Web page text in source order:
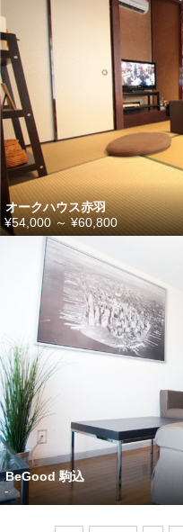
オークハウス赤羽
¥54,000～¥60,800
BeGood 駒込
-